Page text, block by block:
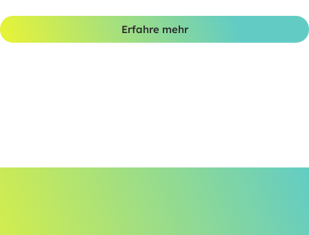
Erfahre mehr